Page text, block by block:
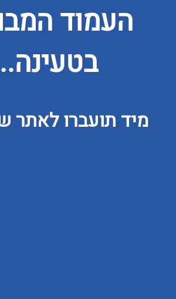
העמוד
מיד תועברו לאתר